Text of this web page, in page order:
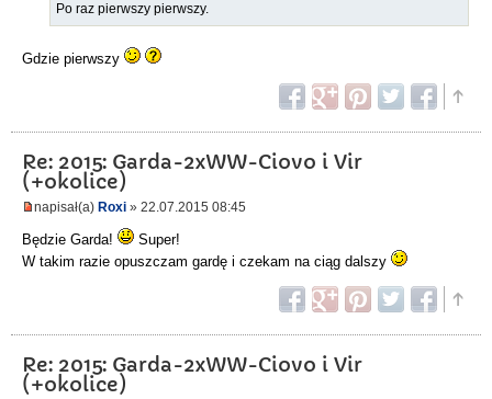
Po raz pierwszy pierwszy.
Gdzie pierwszy
Re: 2015: Garda-2xWW-Ciovo i Vir
(+okolice)
napisał(a) Roxi » 22.07.2015 08:45
Będzie Garda!
Super!
W takim razie opuszczam gardę i czekam na ciąg dalszy
Re: 2015: Garda-2xWW-Ciovo i Vir
(+okolice)